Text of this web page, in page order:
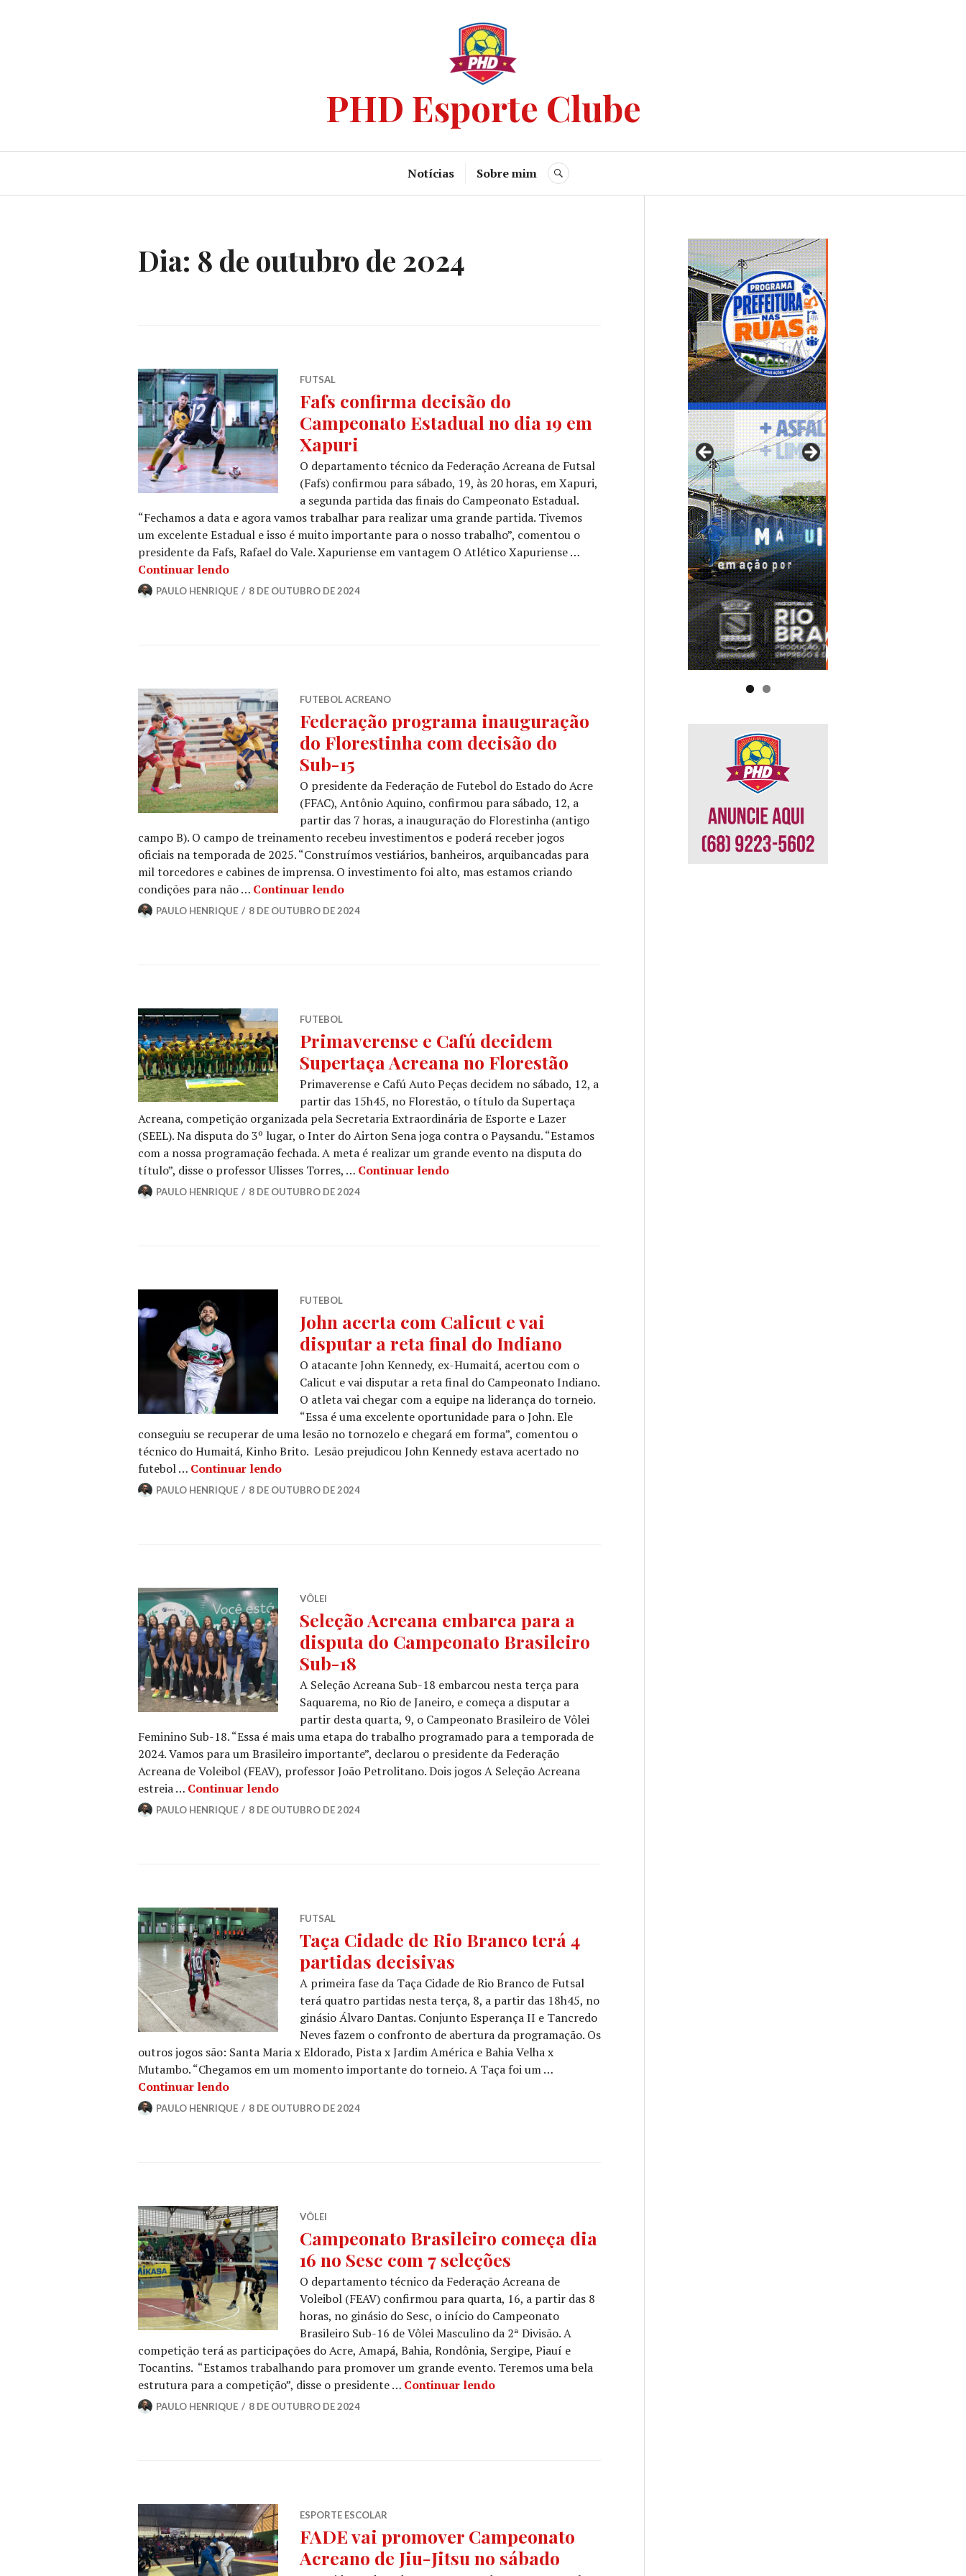
PHD Esporte Clube
Notícias Sobre mim
Dia: 8 de outubro de 2024
FUTSAL
Fafs confirma decisão do
Campeonato Estadual no dia 19 em
Xapuri
O departamento técnico da Federação Acreana de Futsal
(Fafs) confirmou para sábado, 19, às 20 horas, em Xapuri,
a segunda partida das finais do Campeonato Estadual.
“Fechamos a data e agora vamos trabalhar para realizar uma grande partida. Tivemos
um excelente Estadual e isso é muito importante para o nosso trabalho”, comentou o
presidente da Fafs, Rafael do Vale. Xapuriense em vantagem O Atlético Xapuriense …
Continuar lendo
PAULO HENRIQUE 8 DE OUTUBRO DE 2024
FUTEBOL ACREANO
Federação programa inauguração
do Florestinha com decisão do
Sub-15
O presidente da Federação de Futebol do Estado do Acre
(FFAC), Antônio Aquino, confirmou para sábado, 12, a
partir das 7 horas, a inauguração do Florestinha (antigo
campo B). O campo de treinamento recebeu investimentos e poderá receber jogos
oficiais na temporada de 2025. “Construímos vestiários, banheiros, arquibancadas para
mil torcedores e cabines de imprensa. O investimento foi alto, mas estamos criando
condições para não … Continuar lendo
PAULO HENRIQUE 8 DE OUTUBRO DE 2024
FUTEBOL
Primaverense e Cafú decidem
Supertaça Acreana no Florestão
Primaverense e Cafú Auto Peças decidem no sábado, 12, a
partir das 15h45, no Florestão, o título da Supertaça
Acreana, competição organizada pela Secretaria Extraordinária de Esporte e Lazer
(SEEL). Na disputa do 3º lugar, o Inter do Airton Sena joga contra o Paysandu. “Estamos
com a nossa programação fechada. A meta é realizar um grande evento na disputa do
título”, disse o professor Ulisses Torres, … Continuar lendo
PAULO HENRIQUE 8 DE OUTUBRO DE 2024
FUTEBOL
John acerta com Calicut e vai
disputar a reta final do Indiano
O atacante John Kennedy, ex-Humaitá, acertou com o
Calicut e vai disputar a reta final do Campeonato Indiano.
O atleta vai chegar com a equipe na liderança do torneio.
“Essa é uma excelente oportunidade para o John. Ele
conseguiu se recuperar de uma lesão no tornozelo e chegará em forma”, comentou o
técnico do Humaitá, Kinho Brito. Lesão prejudicou John Kennedy estava acertado no
futebol … Continuar lendo
PAULO HENRIQUE 8 DE OUTUBRO DE 2024
VÔLEI
Seleção Acreana embarca para a
disputa do Campeonato Brasileiro
Sub-18
A Seleção Acreana Sub-18 embarcou nesta terça para
Saquarema, no Rio de Janeiro, e começa a disputar a
partir desta quarta, 9, o Campeonato Brasileiro de Vôlei
Feminino Sub-18. “Essa é mais uma etapa do trabalho programado para a temporada de
2024. Vamos para um Brasileiro importante”, declarou o presidente da Federação
Acreana de Voleibol (FEAV), professor João Petrolitano. Dois jogos A Seleção Acreana
estreia … Continuar lendo
PAULO HENRIQUE 8 DE OUTUBRO DE 2024
FUTSAL
Taça Cidade de Rio Branco terá 4
partidas decisivas
A primeira fase da Taça Cidade de Rio Branco de Futsal
terá quatro partidas nesta terça, 8, a partir das 18h45, no
ginásio Álvaro Dantas. Conjunto Esperança II e Tancredo
Neves fazem o confronto de abertura da programação. Os
outros jogos são: Santa Maria x Eldorado, Pista x Jardim América e Bahia Velha x
Mutambo. “Chegamos em um momento importante do torneio. A Taça foi um …
Continuar lendo
PAULO HENRIQUE 8 DE OUTUBRO DE 2024
VÔLEI
Campeonato Brasileiro começa dia
16 no Sesc com 7 seleções
O departamento técnico da Federação Acreana de
Voleibol (FEAV) confirmou para quarta, 16, a partir das 8
horas, no ginásio do Sesc, o início do Campeonato
Brasileiro Sub-16 de Vôlei Masculino da 2ª Divisão. A
competição terá as participações do Acre, Amapá, Bahia, Rondônia, Sergipe, Piauí e
Tocantins. “Estamos trabalhando para promover um grande evento. Teremos uma bela
estrutura para a competição”, disse o presidente … Continuar lendo
PAULO HENRIQUE 8 DE OUTUBRO DE 2024
ESPORTE ESCOLAR
FADE vai promover Campeonato
Acreano de Jiu-Jitsu no sábado